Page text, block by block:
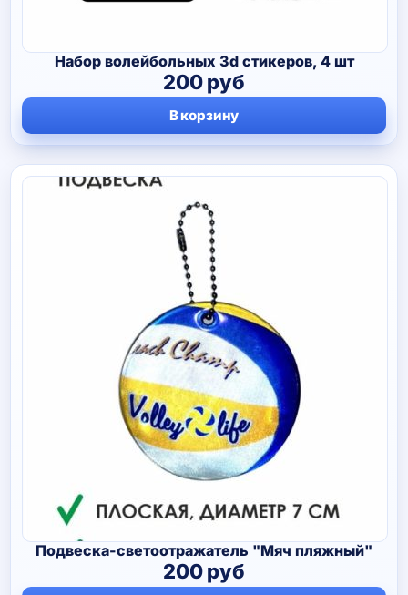
Набор волейбольных 3d стикеров, 4 шт
200руб
В корзину
Подвеска-светоотражатель "Мяч пляжный"
200руб